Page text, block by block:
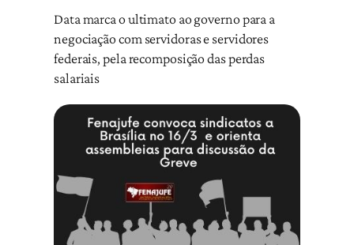
Data marca o ultimato ao governo para a
negociação com servidoras e servidores
federais, pela recomposição das perdas
salariais